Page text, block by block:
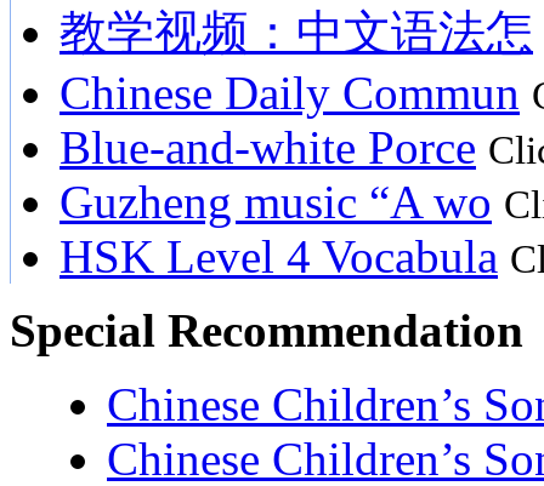
教学视频：中文语法怎
Chinese Daily Commun
Blue-and-white Porce
Guzheng music “A wo
HSK Level 4 Vocabula
Special Recommendation
Chinese Children’s
Chinese Children’s